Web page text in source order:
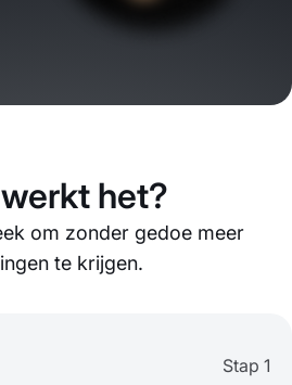
het?
om zonder gedoe meer
te krijgen.
Stap 1